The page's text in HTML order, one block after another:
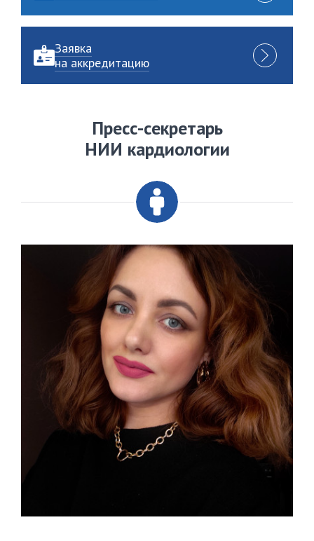
Заявка
на аккредитацию
Пресс-секретарь
НИИ кардиологии